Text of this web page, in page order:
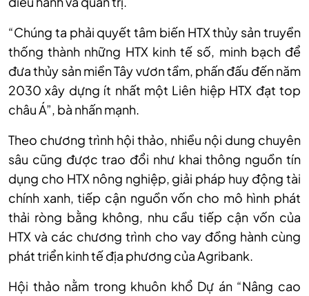
“Chúng ta phải quyết tâm biến HTX thủy sản truyền
thống thành những HTX kinh tế số, minh bạch để
đưa thủy sản miền Tây vươn tầm, phấn đấu đến năm
2030 xây dựng ít nhất một Liên hiệp HTX đạt top
châu Á”, bà nhấn mạnh.
Theo chương trình hội thảo, nhiều nội dung chuyên
sâu cũng được trao đổi như khai thông nguồn tín
dụng cho HTX nông nghiệp, giải pháp huy động tài
chính xanh, tiếp cận nguồn vốn cho mô hình phát
thải ròng bằng không, nhu cầu tiếp cận vốn của
HTX và các chương trình cho vay đồng hành cùng
phát triển kinh tế địa phương của Agribank.
Hội thảo nằm trong khuôn khổ Dự án “Nâng cao